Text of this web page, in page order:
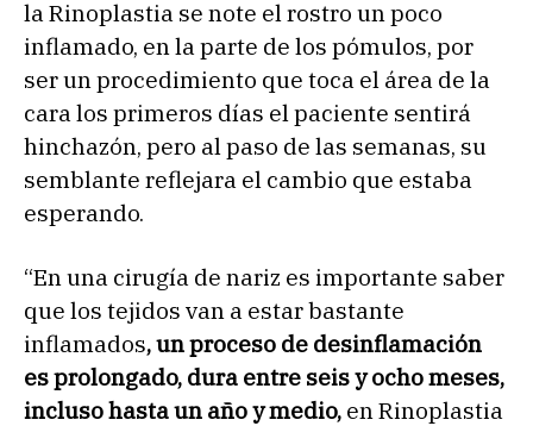
la Rinoplastia se note el rostro un poco
inflamado, en la parte de los pómulos, por
ser un procedimiento que toca el área de la
cara los primeros días el paciente sentirá
hinchazón, pero al paso de las semanas, su
semblante reflejara el cambio que estaba
esperando.
“En una cirugía de nariz es importante saber
que los tejidos van a estar bastante
inflamados, un proceso de desinflamación
es prolongado, dura entre seis y ocho meses,
incluso hasta un año y medio, en Rinoplastia